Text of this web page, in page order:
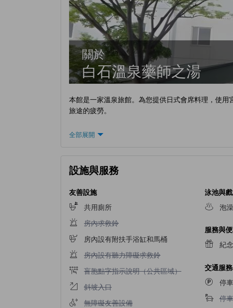
關於
白石溫泉藥師之湯
本館是一家溫泉旅館。為您提供日式會席料理，使
旅途的疲勞。
全部展開
設施與服務
友善設施
共用廁所
不提供房內求救鈴
房內求救鈴
房內設有附扶手浴缸和馬桶
不提供房內設有聽力障礙求救鈴
房內設有聽力障礙求救鈴
不提供盲胞點字指示說明（公共區域）
盲胞點字指示說明（公共區域）
不提供斜坡入口
斜坡入口
不提供無障礙友善設備
無障礙友善設備
泳池與
泡澡
服務與
紀
交通服
停
不提
停